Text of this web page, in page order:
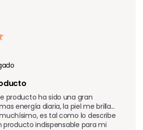
producto ha sido una gran
energía diaria, la piel me brilla...
es tal como lo describe
producto indispensable para mi